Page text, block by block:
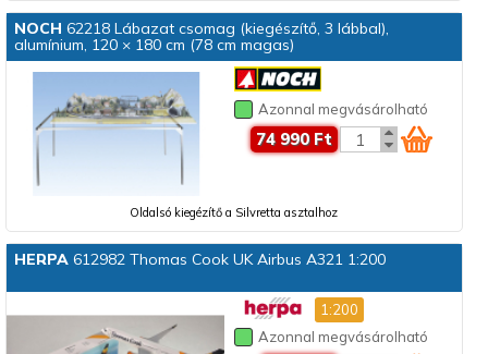
NOCH 62218 Lábazat csomag (kiegészítő, 3 lábbal),
alumínium, 120 × 180 cm (78 cm magas)
Azonnal megvásárolható
74 990 Ft
Oldalsó kiegézítő a Silvretta asztalhoz
HERPA612982 Thomas Cook UK Airbus A321 1:200
1:200
Azonnal megvásárolható